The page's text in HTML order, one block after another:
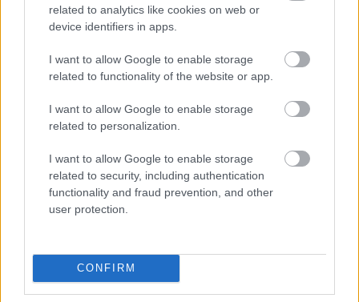
related to analytics like cookies on web or
device identifiers in apps.
I want to allow Google to enable storage
related to functionality of the website or app.
I want to allow Google to enable storage
related to personalization.
I want to allow Google to enable storage
related to security, including authentication
functionality and fraud prevention, and other
user protection.
CONFIRM
Persze, ez is valami, nem kell folyton
elégedetlennek lenni, gondolhatja most az
olvasó, aki, ha egyben kecskeméti adózó is,
akkor azért a figyelmébe ajánlom, hogy a
alatt), ajándékokkal, korlátlan csúszdázással,
nyereménnyel társuló és vízhez kapcsolódó